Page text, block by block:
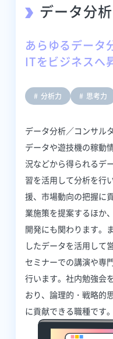
データ分
あらゆるデータ
ITをビジネスへ
分析力 思考力
データ分析／コンサル
データや遊技機の稼動
況などから得られるデ
習を活用して分析を行
援、市場動向の把握に
業施策を提案するほか
開発にも関わります。
したデータを活用して
セミナーでの講演や専
行います。社内勉強会
おり、論理的・戦略的
に貢献できる職種です。